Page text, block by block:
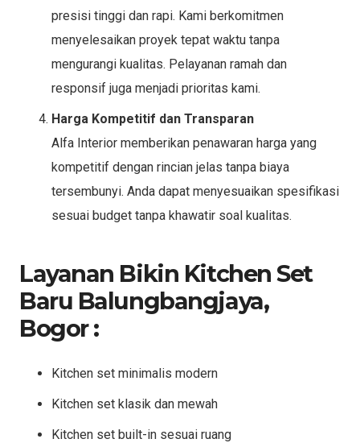
presisi tinggi dan rapi. Kami berkomitmen
menyelesaikan proyek tepat waktu tanpa
mengurangi kualitas. Pelayanan ramah dan
responsif juga menjadi prioritas kami.
Harga Kompetitif dan Transparan
Alfa Interior memberikan penawaran harga yang
kompetitif dengan rincian jelas tanpa biaya
tersembunyi. Anda dapat menyesuaikan spesifikasi
sesuai budget tanpa khawatir soal kualitas.
Layanan Bikin Kitchen Set
Baru Balungbangjaya,
Bogor :
Kitchen set minimalis modern
Kitchen set klasik dan mewah
Kitchen set built-in sesuai ruang